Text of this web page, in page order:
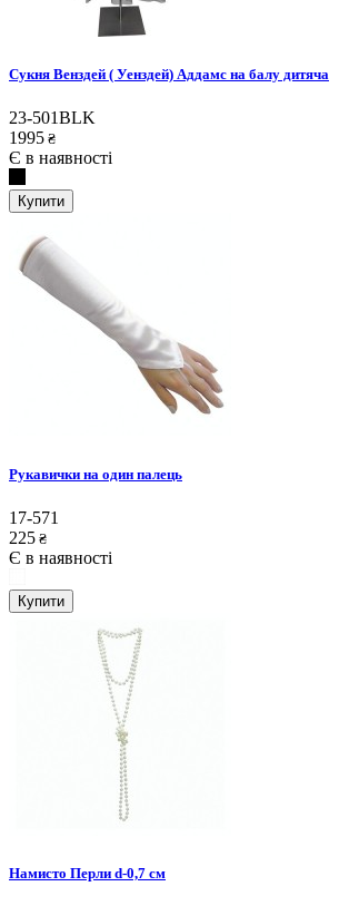
Сукня Венздей ( Уенздей) Аддамс на балу дитяча
23-501BLK
1995 ₴
Є в наявності
Купити
Рукавички на один палець
17-571
225 ₴
Є в наявності
Купити
Намисто Перли d-0,7 см